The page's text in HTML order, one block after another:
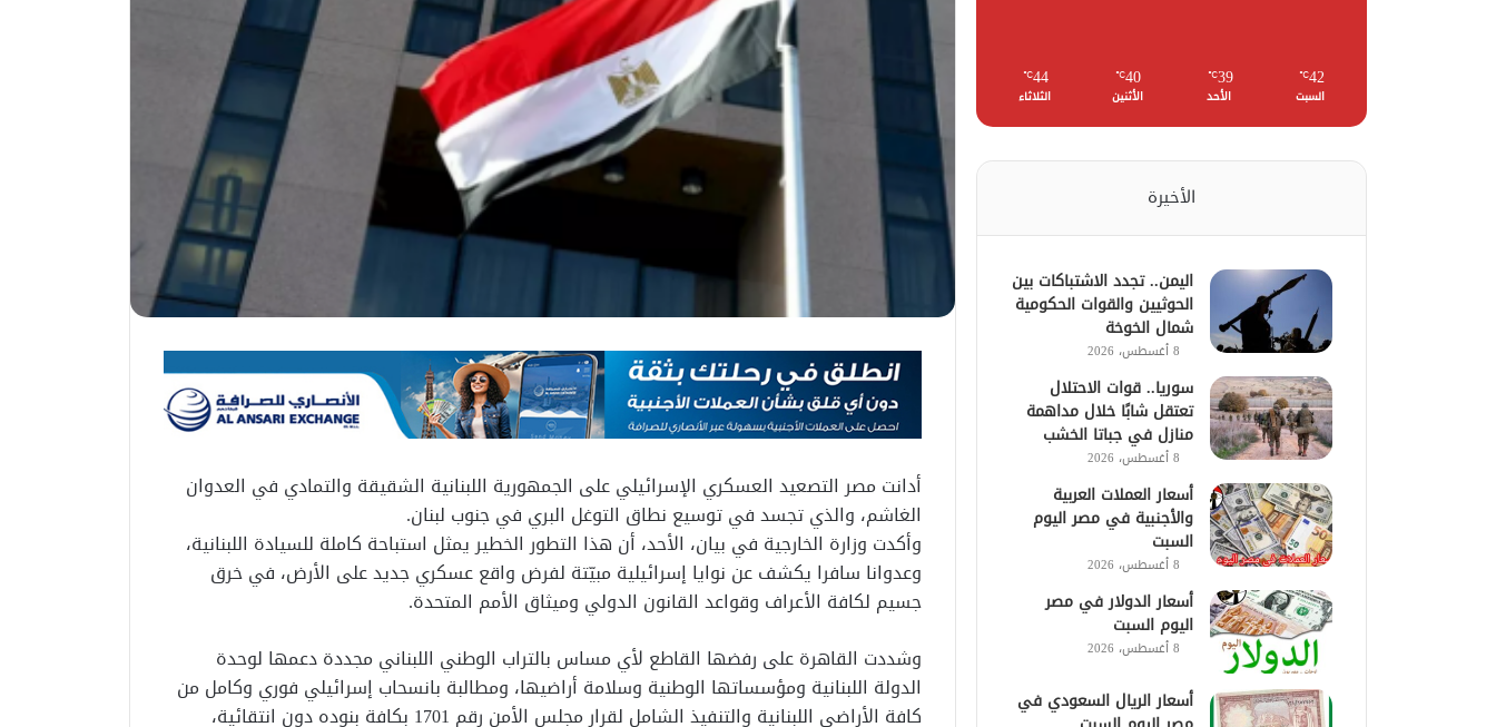
أدانت مصر التصعيد العسكري الإسرائيلي على الجمهورية اللبنانية الشقيقة والتمادي في العدوان
الغاشم، والذي تجسد في توسيع نطاق التوغل البري في جنوب لبنان.
وأكدت وزارة الخارجية في بيان، الأحد، أن هذا التطور الخطير يمثل استباحة كاملة للسيادة اللبنانية،
وعدوانا سافرا يكشف عن نوايا إسرائيلية مبيّتة لفرض واقع عسكري جديد على الأرض، في خرق
جسيم لكافة الأعراف وقواعد القانون الدولي وميثاق الأمم المتحدة.
وشددت القاهرة على رفضها القاطع لأي مساس بالتراب الوطني اللبناني مجددة دعمها لوحدة
الدولة اللبنانية ومؤسساتها الوطنية وسلامة أراضيها، ومطالبة بانسحاب إسرائيلي فوري وكامل من
كافة الأراضي اللبنانية والتنفيذ الشامل لقرار مجلس الأمن رقم 1701 بكافة بنوده دون انتقائية،
42
℃
السبت
39
℃
الأحد
40
℃
الأثنين
44
℃
الثلاثاء
الأخيرة
اليمن.. تجدد الاشتباكات بين
الحوثيين والقوات الحكومية
شمال الخوخة
8 أغسطس، 2026
سوريا.. قوات الاحتلال
تعتقل شابًا خلال مداهمة
منازل في جباتا الخشب
8 أغسطس، 2026
أسعار العملات العربية
والأجنبية في مصر اليوم
السبت
8 أغسطس، 2026
أسعار الدولار في مصر
اليوم السبت
8 أغسطس، 2026
أسعار الريال السعودي في